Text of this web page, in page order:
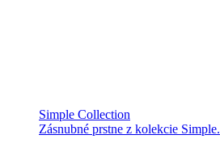
Simple Collection
Zásnubné prstne z kolekcie Simple.